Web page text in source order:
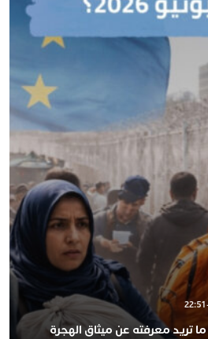
تريد معرفته عن ميثاق الهجرة